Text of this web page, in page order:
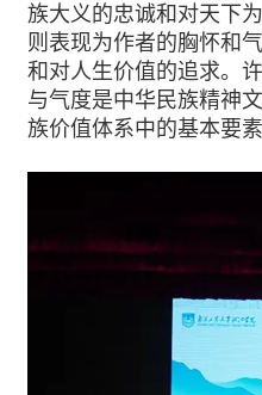
族大义的忠诚和对天下
则表现为作者的胸怀和
和对人生价值的追求。
与气度是中华民族精神
族价值体系中的基本要素